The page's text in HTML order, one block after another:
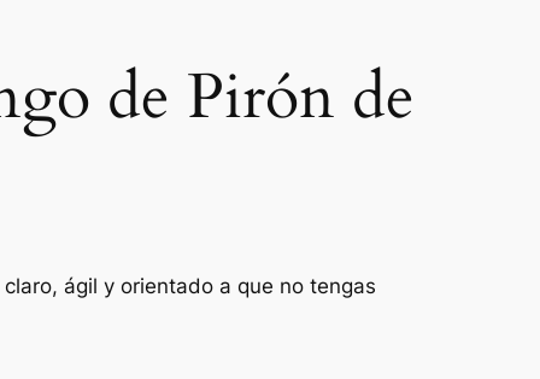
de Pirón de
ágil y orientado a que no tengas